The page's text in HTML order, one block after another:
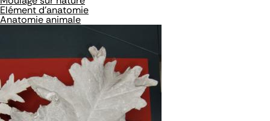
Elément d'anatomie
Anatomie animale